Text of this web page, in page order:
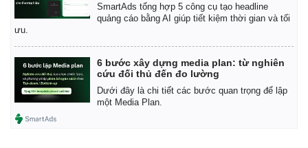
SmartAds tổng hợp 5 công cụ tạo headline
quảng cáo bằng AI giúp tiết kiệm thời gian và tối
ưu.
6 bước xây dựng media plan: từ nghiên
cứu đối thủ đến đo lường
Dưới đây là chi tiết các bước quan trọng để lập
một Media Plan.